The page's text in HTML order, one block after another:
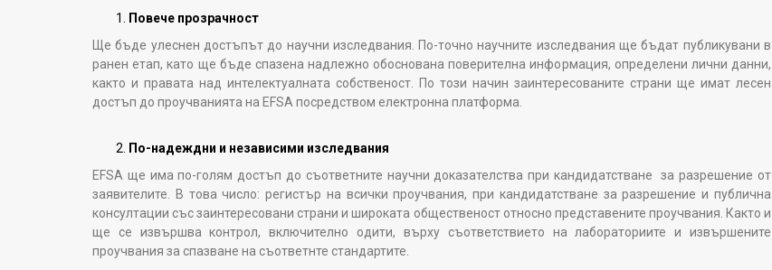
Повече прозрачност
Ще бъде улеснен достъпът до научни изследвания. По-точно научните изследвания ще бъдат публикувани в
ранен етап, като ще бъде спазена надлежно обоснована поверителна информация, определени лични данни,
както и правата над интелектуалната собственост. По този начин заинтересованите страни ще имат лесен
достъп до проучванията на EFSA посредством електронна платформа.
По-надеждни и независими изследвания
EFSA ще има по-голям достъп до съответните научни доказателства при кандидатстване за разрешение от
заявителите. В това число: регистър на всички проучвания, при кандидатстване за разрешение и публична
консултации със заинтересовани страни и широката общественост относно представените проучвания. Както и
ще се извършва контрол, включително одити, върху съответствието на лабораториите и извършените
проучвания за спазване на съответнте стандартите.